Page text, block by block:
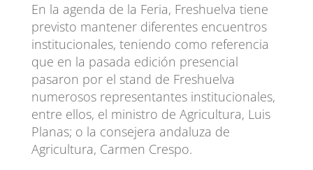
En la agenda de la Feria, Freshuelva tiene
previsto mantener diferentes encuentros
institucionales, teniendo como referencia
que en la pasada edición presencial
pasaron por el stand de Freshuelva
numerosos representantes institucionales,
entre ellos, el ministro de Agricultura, Luis
Planas; o la consejera andaluza de
Agricultura, Carmen Crespo.